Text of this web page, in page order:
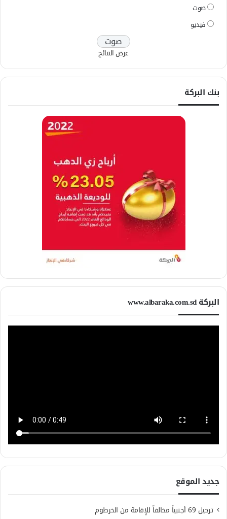
صوت
فيديو
عرض النتائج
بنك البركة
البركة www.albaraka.com.sd
جديد الموقع
ترحيل 69 أجنبياً مخالفاً للإقامة من الخرطوم